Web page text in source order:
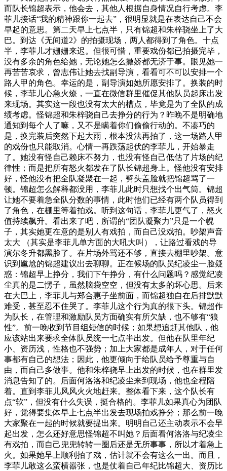
而队长锦超表示，他会去，其他人根据自身情况自行考虑。李
菲儿接话“我的精神跟你一起去”，很明显就是在表达自己不会
早起的意思。第二天早上七点半，只有锦超和朱梓骁坐上了大
巴。到达《无间道2》的拍摄现场，两人都得到了角色。十点
半，李菲儿才姗姗来迟。但很可惜，重要戏份都已拍摄完毕，
没有多余的角色给她，无论她怎么撒娇都无济于事。眼见她一
再苦苦哀求，曾志伟让她去找副导演，看看可不可以安排一个
路人甲的角色。幸运的是，副导演如她所愿安排了。换装的时
候，李菲儿心急火燎，一直在微信群里催促其他队员起床出发
来现场。其实这一段也没有太大的槽点，毕竟是为了全队的成
绩考虑。怪锦超和朱梓骁自己去挣分的行为？昨晚不是明确地
通知到每个人了嘛，又不是瞒着你们偷偷行动的。不凑巧的
是，换完装后突然下起大雨，根本没法再拍了，这一场路人甲
的戏份也只能取消。心情一再跌荡起伏的李菲儿，开始暴走
了。她没有怪自己赖床不努力，也没有怪自己低估了片场的纪
律性；而是把所有怒火都发在了队长锦超身上。怪他没有安排
好，怪他没有把全队凝聚在一起，劈头盖脸就把锦超骂了一
顿。锦超怎么解释都没用，李菲儿此时只想找个出气筒。锦超
让她不要着急全队分数的事情，此时他们已经有两个队员得到
了角色，在棚里等着拍戏。听到这句话，李菲儿更气了，怒火
值持续飙升。看出来了吧，所谓的“团队凝聚力”只是一个幌
子，其实她更在意的是别人有戏拍，而自己没戏拍。吵架声音
太大 （其实是李菲儿单方面的大吼大叫），让路过看戏的导
演尔冬升都黑脸了。在片场外骂还不够，直接去棚里吵架。意
识到尴尬的锦超建议出去聊聊。正在候场的队员纪凌尘一脸疑
惑：锦超早上挣分，我们下午挣分，有什么问题吗？感觉纪凌
尘真的是二愣子，虽然脑袋空空，但没有太多的坏心思。后来
在大巴上，李菲儿与郑合惠子坐前面，而锦超独自在后排默默
难受，甚至忍不住哭了。李菲儿这个行为真的很下头。锦超作
为队长，在管理和激励队员方面确实有所欠缺，也不够有“狼
性”。前一晚收到节目组短信的时候；如果想追赶其他队，他
应该站出来要求全体队员统一七点半出发。但他在队里年纪
小、资历浅，性格也不强势；加上大家都是成年人，对于任何
事都有自己的想法；因此，他更倾向于给队员给予尊重与自
由，而自己多做事。他和朱梓骁早上出发的时候，也在群里发
消息告知了的。后面何洛洛和纪凌尘来到现场，他也全程陪
着。直到李菲儿风风火火地赶来。整体看下来，这个队长有
点“软”，但没有什么失误，挺合格的。李菲儿如果真心为团队
好，觉得要集体早上七点半出发去现场拍戏挣分；那么前一晚
大家聚在一起的时候就要提出来。明明自己还主动表示不会早
起出发，怎么还好意思怪锦超不叫她？后面看何洛洛与纪凌尘
有戏拍，而自己兜兜转转一圈后还是无所事事，所以才着急上
火。如果她早上顺利拍了戏，估计就不会有这么一出。而且，
李菲儿敢这么蛮横嚣张，也是仗着自己年纪比锦超大、资历比